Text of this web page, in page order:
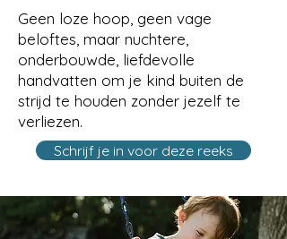
Geen loze hoop, geen vage
beloftes, maar nuchtere,
onderbouwde, liefdevolle
handvatten om je kind buiten de
strijd te houden zonder jezelf te
verliezen.
Schrijf je in voor deze reeks